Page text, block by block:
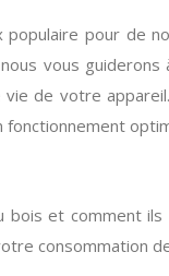
pour de
vous
de votre
et comment ils
consommation